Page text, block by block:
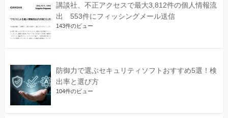
講談社、不正アクセスで最大3,812件の個人情報流
出 553件にフィッシングメール送信
143件のビュー
防御力で選ぶセキュリティソフトおすすめ5選！検
出率と選び方
104件のビュー